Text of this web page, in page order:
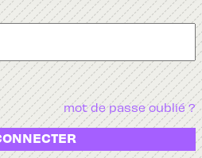
mot de passe oublié ?